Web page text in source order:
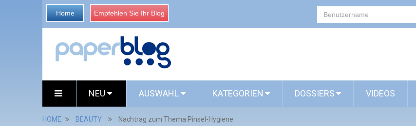
Home Empfehlen Sie Ihr Blog
NEU AUSWAHL KATEGORIEN DOSSIERS VIDEOS
HOME BEAUTY Nachtrag zum Thema Pinsel-Hygiene